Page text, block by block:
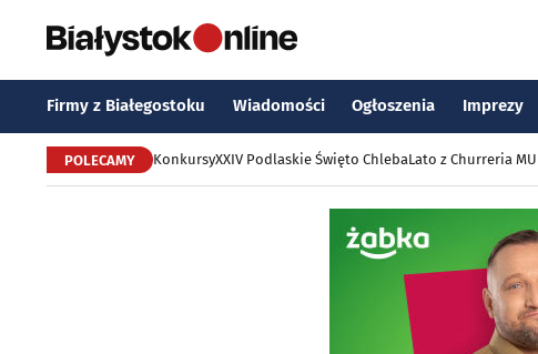
Firmy z Białegostoku Wiadomości Ogłoszenia Imprezy
POLECAMY KonkursyXXIV Podlaskie Święto ChlebaLato z Churreria